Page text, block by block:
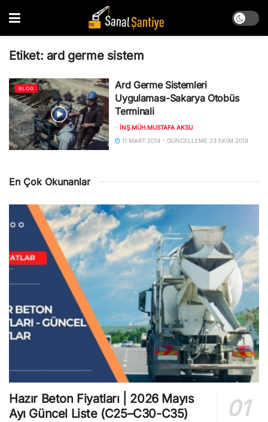
Etiket: ard germe sistem
BLOG
Ard Germe Sistemleri
Uygulaması-Sakarya Otobüs
Terminali
- İNŞ.MÜH.MUSTAFA AKSU
11 MART 2014 - GÜNCELLEME 23 EKIM 2019
En Çok Okunanlar
Hazır Beton Fiyatları | 2026 Mayıs
Ayı Güncel Liste (C25–C30-C35)